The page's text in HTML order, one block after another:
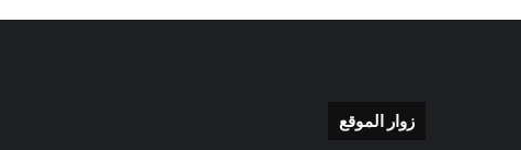
زوار الموقع